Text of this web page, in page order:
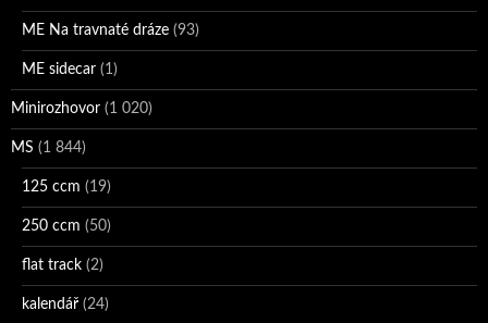
ME Na travnaté dráze (93)
ME sidecar (1)
Minirozhovor (1 020)
MS (1 844)
125 ccm (19)
250 ccm (50)
flat track (2)
kalendář (24)